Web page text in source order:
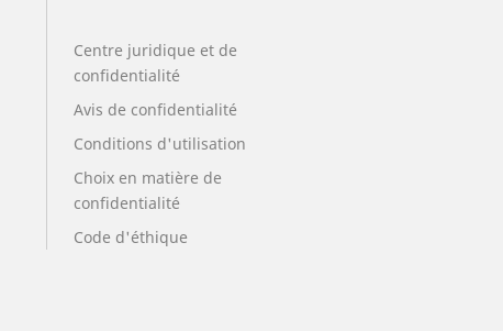
Centre juridique et de
confidentialité
Avis de confidentialité
Conditions d'utilisation
Choix en matière de
confidentialité
Code d'éthique